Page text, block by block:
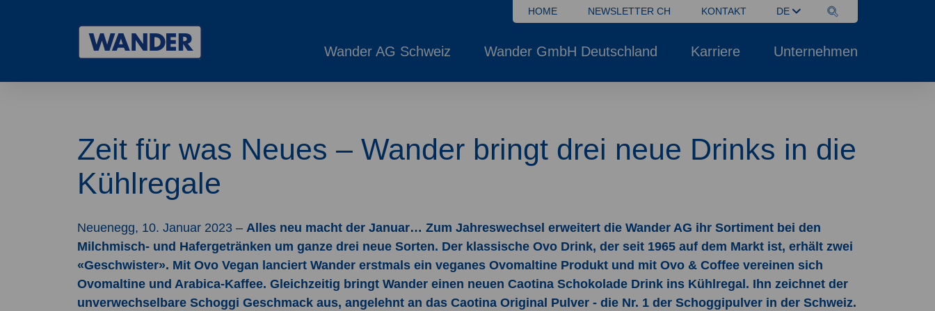
HOME NEWSLETTER CH KONTAKT DE
Wander AG Schweiz Wander GmbH Deutschland Karriere Unternehmen
Zeit für was Neues – Wander bringt drei neue Drinks in die
Kühlregale
Neuenegg, 10. Januar 2023 – Alles neu macht der Januar… Zum Jahreswechsel erweitert die Wander AG ihr Sortiment bei den
Milchmisch- und Hafergetränken um ganze drei neue Sorten. Der klassische Ovo Drink, der seit 1965 auf dem Markt ist, erhält zwei
«Geschwister». Mit Ovo Vegan lanciert Wander erstmals ein veganes Ovomaltine Produkt und mit Ovo & Coffee vereinen sich
Ovomaltine und Arabica-Kaffee. Gleichzeitig bringt Wander einen neuen Caotina Schokolade Drink ins Kühlregal. Ihn zeichnet der
unverwechselbare Schoggi Geschmack aus, angelehnt an das Caotina Original Pulver - die Nr. 1 der Schoggipulver in der Schweiz.